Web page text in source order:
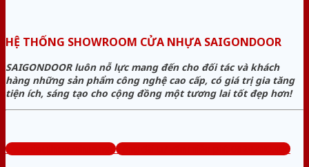
HỆ THỐNG SHOWROOM CỬA NHỰA SAIGONDOOR
SAIGONDOOR luôn nỗ lực mang đến cho đối tác và khách
hàng những sản phẩm công nghệ cao cấp, có giá trị gia tăng
tiện ích, sáng tạo cho cộng đồng một tương lai tốt đẹp hơn!
www.sieuthicuanhua.net Tổng đài tư vấn miễn phí: 0824.400.400